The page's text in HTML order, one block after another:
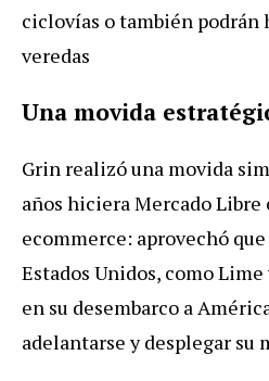
ciclovías otambién podrán
veredas
Una movida estraté
Grin realizóuna movida
años hiciera MercadoLibre
ecommerce: aprovechó que
Estados Unidos, comoLime
en su desembarco a Amé
adelantarse y desplegar su